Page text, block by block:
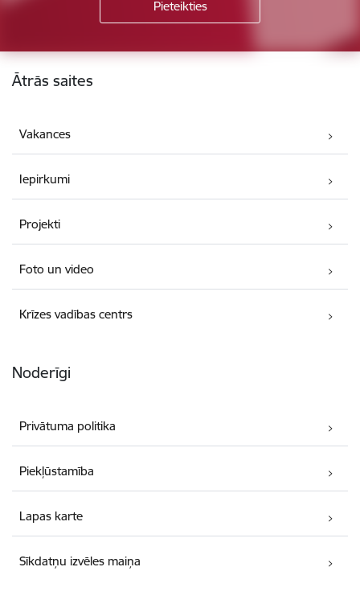
Kājene
Ātrās saites
Vakances
Iepirkumi
Projekti
Foto un video
Krīzes vadības centrs
Noderīgi
Privātuma politika
Piekļūstamība
Lapas karte
Sīkdatņu izvēles maiņa